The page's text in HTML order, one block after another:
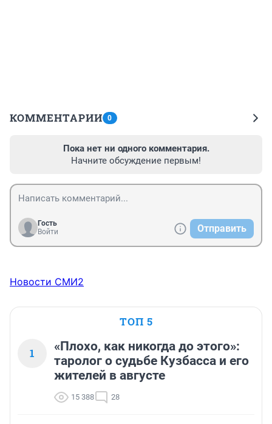
КОММЕНТАРИИ 0
Пока нет ни одного комментария.
Начните обсуждение первым!
Гость
Войти
Отправить
Новости СМИ2
ТОП 5
1
«Плохо, как никогда до этого»:
таролог о судьбе Кузбасса и его
жителей в августе
15 388 28